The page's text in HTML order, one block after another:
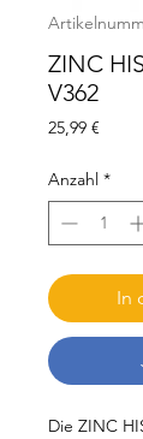
ZINC
V362
25,99 €
Anzahl *
In
Die ZINC